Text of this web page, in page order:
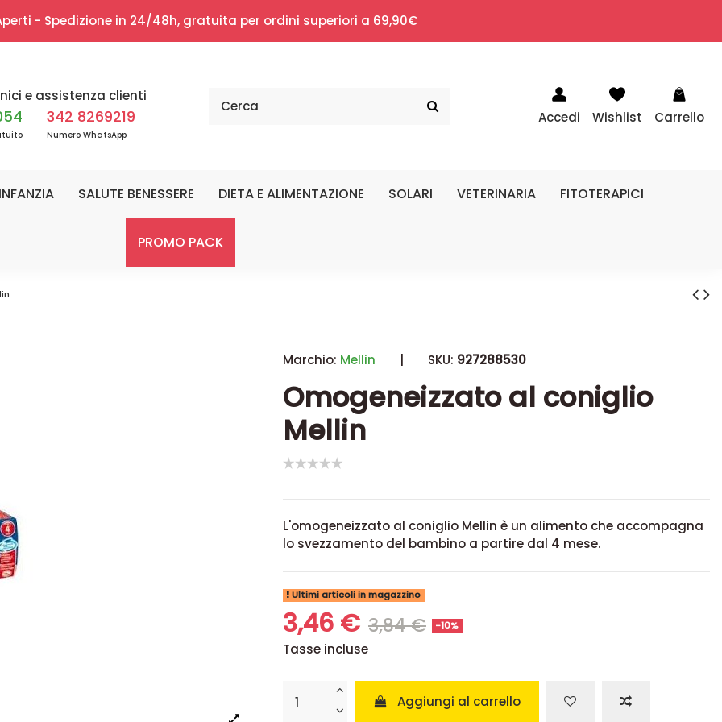
- Spedizione in 24/48h, gratuita per ordini superiori a 69,90€
e assistenza clienti
342 8269219
Numero WhatsApp
Accedi Wishlist Carrello
SALUTE BENESSERE DIETA E ALIMENTAZIONE SOLARI VETERINARIA FITOTERAPICI
PROMO PACK
Marchio: Mellin | SKU: 927288530
Omogeneizzato al coniglio
Mellin
L'omogeneizzato al coniglio Mellin è un alimento che accompagna
lo svezzamento del bambino a partire dal 4 mese.
Ultimi articoli in magazzino
3,46 € 3,84 € -10%
Tasse incluse
Aggiungi al carrello